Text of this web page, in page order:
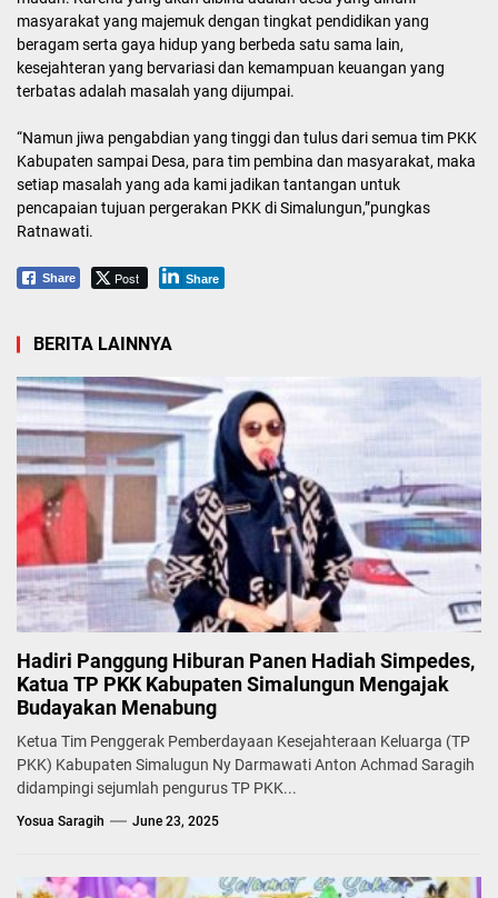
masyarakat yang majemuk dengan tingkat pendidikan yang
beragam serta gaya hidup yang berbeda satu sama lain,
kesejahteran yang bervariasi dan kemampuan keuangan yang
terbatas adalah masalah yang dijumpai.
“Namun jiwa pengabdian yang tinggi dan tulus dari semua tim PKK
Kabupaten sampai Desa, para tim pembina dan masyarakat, maka
setiap masalah yang ada kami jadikan tantangan untuk
pencapaian tujuan pergerakan PKK di Simalungun,”pungkas
Ratnawati.
Share Post Share
BERITA LAINNYA
Hadiri Panggung Hiburan Panen Hadiah Simpedes,
Katua TP PKK Kabupaten Simalungun Mengajak
Budayakan Menabung
Ketua Tim Penggerak Pemberdayaan Kesejahteraan Keluarga (TP
PKK) Kabupaten Simalugun Ny Darmawati Anton Achmad Saragih
didampingi sejumlah pengurus TP PKK...
Yosua Saragih June 23, 2025